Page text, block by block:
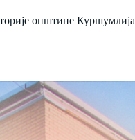
општине Куршумлија